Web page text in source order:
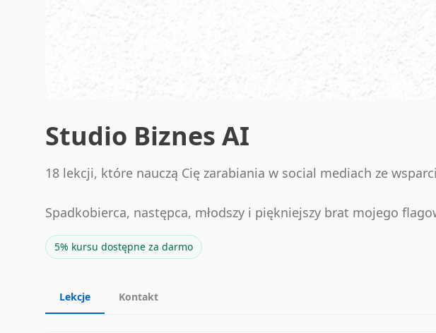
Studio Biznes AI
18 lekcji, które nauczą Cię zarabiania w social mediach ze
Spadkobierca, następca, młodszy i piękniejszy brat mojego
5% kursu dostępne za darmo
Lekcje Kontakt